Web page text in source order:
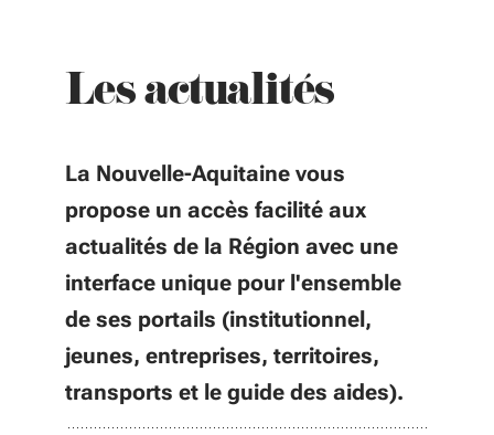
Les actualités
La Nouvelle-Aquitaine vous
propose un accès facilité aux
actualités de la Région avec une
interface unique pour l'ensemble
de ses portails (institutionnel,
jeunes, entreprises, territoires,
transports et le guide des aides).